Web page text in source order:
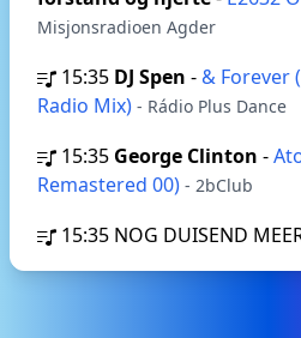
Misjonsradioen Agder
15:35 DJ Spen - & Forever
Radio Mix) - Rádio Plus Dance
15:35 George Clinton -
Remastered 00) - 2bClub
15:35 NOG DUISEND